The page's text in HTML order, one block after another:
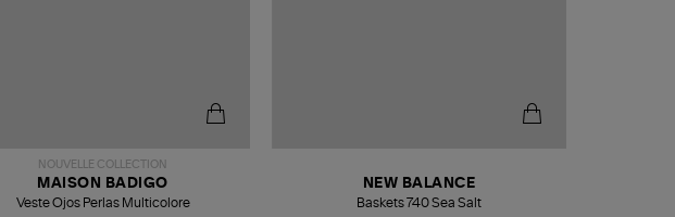
NOUVELLE COLLECTION
MAISON BADIGO
Veste Ojos Perlas Multicolore
NEW BALANCE
Baskets 740 Sea Salt